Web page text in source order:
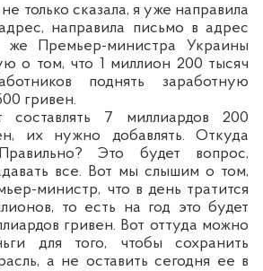
только сказала, я уже направила
направила письмо в адрес
же Премьер-министра Украины
о том, что 1 миллион 200 тысяч
поднять заработную
гривен.
7 миллиардов 200
их нужно добавлять. Откуда
Это будет вопрос,
все. Вот мы слышим о том,
министр, что в день тратится
то есть на год это будет
гривен. Вот оттуда можно
для того, чтобы сохранить
а не оставить сегодня ее в